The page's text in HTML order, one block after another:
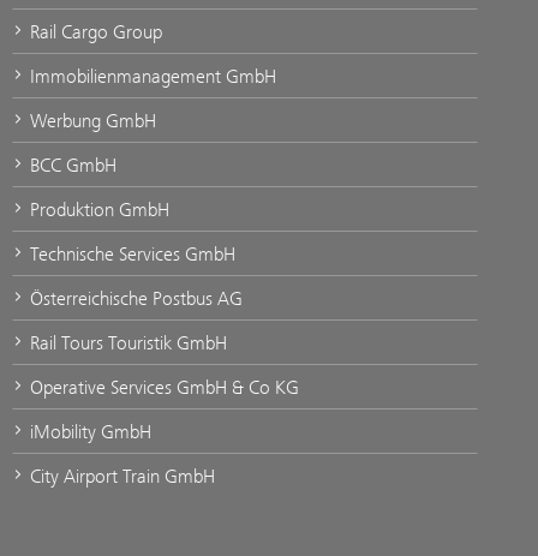
Rail Cargo Group
Immobilienmanagement GmbH
Werbung GmbH
BCC GmbH
Produktion GmbH
Technische Services GmbH
Österreichische Postbus AG
Rail Tours Touristik GmbH
Operative Services GmbH & Co KG
iMobility GmbH
City Airport Train GmbH